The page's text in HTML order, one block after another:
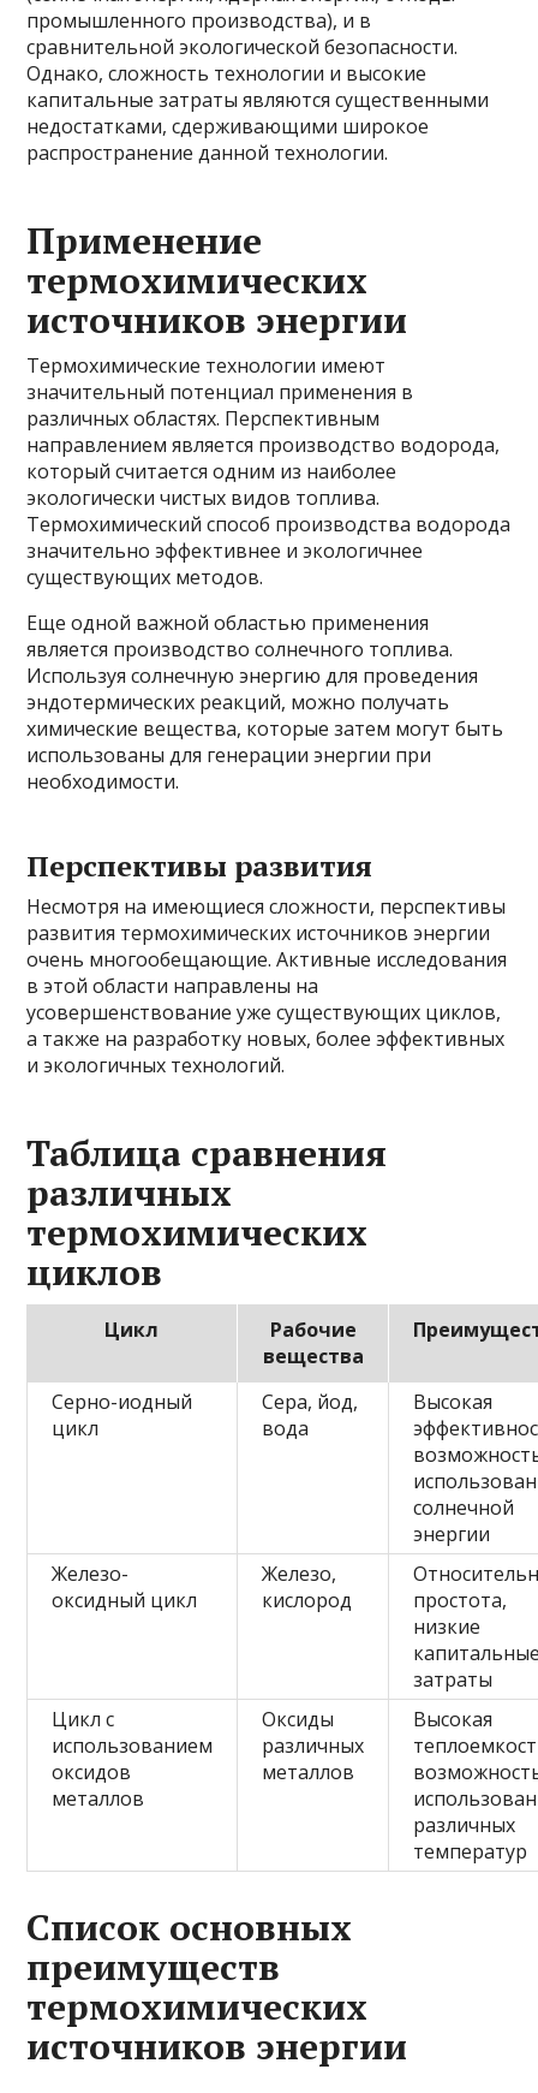
промышленного производства), и в
сравнительной экологической безопасности.
Однако, сложность технологии и высокие
капитальные затраты являются существенными
недостатками, сдерживающими широкое
распространение данной технологии.
Применение
термохимических
источников энергии
Термохимические технологии имеют
значительный потенциал применения в
различных областях. Перспективным
направлением является производство водорода,
который считается одним из наиболее
экологически чистых видов топлива.
Термохимический способ производства водорода
значительно эффективнее и экологичнее
существующих методов.
Еще одной важной областью применения
является производство солнечного топлива.
Используя солнечную энергию для проведения
эндотермических реакций, можно получать
химические вещества, которые затем могут быть
использованы для генерации энергии при
необходимости.
Перспективы развития
Несмотря на имеющиеся сложности, перспективы
развития термохимических источников энергии
очень многообещающие. Активные исследования
в этой области направлены на
усовершенствование уже существующих циклов,
а также на разработку новых, более эффективных
и экологичных технологий.
Таблица сравнения
различных
термохимических
циклов
Цикл
Рабочие
вещества
Серно-иодный
цикл
Сера, йод,
вода
Высокая
солнечной
энергии
Железо-
оксидный цикл
Железо,
кислород
простота,
низкие
затраты
Цикл с
использованием
оксидов
металлов
Оксиды
различных
металлов
Высокая
различных
температур
Список основных
преимуществ
термохимических
источников энергии